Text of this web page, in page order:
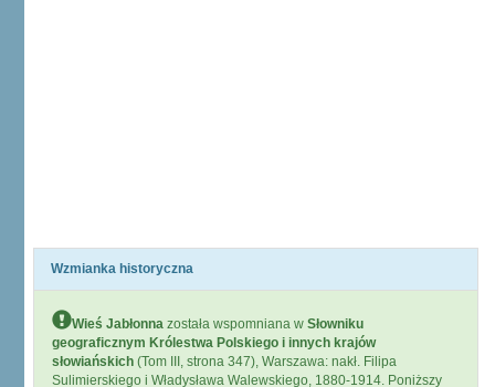
Wzmianka historyczna
Wieś Jabłonna została wspomniana w Słowniku
geograficznym Królestwa Polskiego i innych krajów
słowiańskich (Tom III, strona 347), Warszawa: nakł. Filipa
Sulimierskiego i Władysława Walewskiego, 1880-1914. Poniższy